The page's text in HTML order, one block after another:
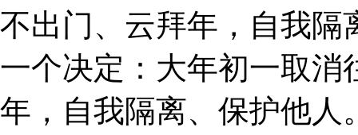
不出门、云拜年，自我隔
一个决定：大年初一取消
年，自我隔离、保护他人